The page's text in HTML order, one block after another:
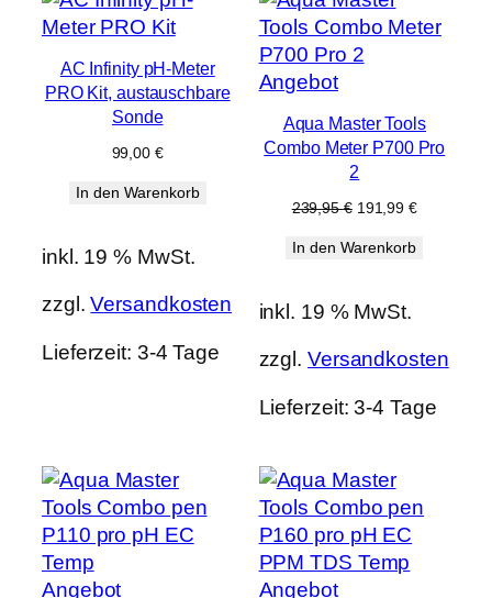
AC Infinity pH-Meter
PRO Kit, austauschbare
Sonde
99,00 €
In den Warenkorb
inkl. 19 % MwSt.
zzgl.Versandkosten
Lieferzeit: 3-4 Tage
AngebotProdukt
Angebot
Aqua Master Tools
Combo Meter P700 Pro
2
239,95€ Ursprünglicher
war:
191,99€Aktueller
ist:
In den Warenkorb
inkl. 19 % MwSt.
zzgl. Versandkosten
Lieferzeit:3-4 Tage
AngebotProdukt AngebotProdukt